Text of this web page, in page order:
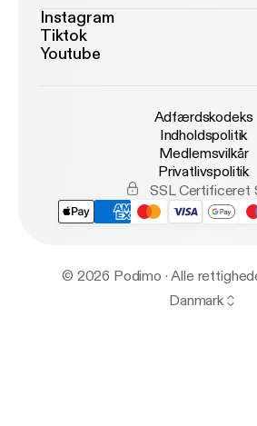
Instagram
Tiktok
Youtube
Adfærdskodeks
Indholdspolitik
Medlemsvilkår
Privatlivspolitik
SSL Certificeret
© 2026 Podimo · Alle
Danmark